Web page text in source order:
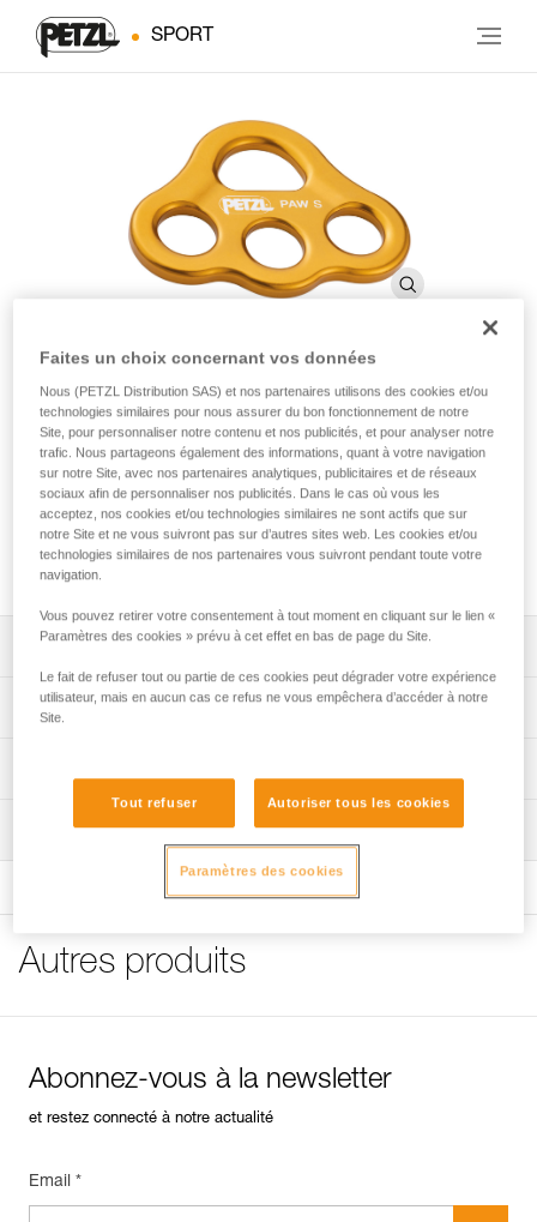
SPORT
PAW S
Multiplicateur d’amarrages
Pour organiser le relais et créer un système d’amarrages
multiples. Apprécié en big wall et pour l’installation de
tyroliennes.
Descriptif
Trois trous d’amarrage.
Spécifications techniques
Matière(s): aluminium
Spécifications référence(s)
Garantie : 3 ans
Télécharger le pdf technical-notice-PAW-2
Déclaration de conformité
Télécharger le pdf UE-Declaration-G063AAXX-PAW S
FAQ
Inspection
Procédure de vérification EPI
Télécharger le pdf verif-EPI-connexion-procedure-FR
Télécharger le pdf verif-EPI-connexion-suivi-FR
Autres produits
Abonnez-vous à la newsletter
et restez connecté à notre actualité
Email *
Faites un choix concernant vos données
Nous (PETZL Distribution SAS) et nos partenaires utilisons des cookies et/ou
technologies similaires pour nous assurer du bon fonctionnement de notre
Site, pour personnaliser notre contenu et nos publicités, et pour analyser notre
trafic. Nous partageons également des informations, quant à votre navigation
sur notre Site, avec nos partenaires analytiques, publicitaires et de réseaux
sociaux afin de personnaliser nos publicités. Dans le cas où vous les
acceptez, nos cookies et/ou technologies similaires ne sont actifs que sur
notre Site et ne vous suivront pas sur d’autres sites web. Les cookies et/ou
technologies similaires de nos partenaires vous suivront pendant toute votre
navigation.
Vous pouvez retirer votre consentement à tout moment en cliquant sur le lien «
Paramètres des cookies » prévu à cet effet en bas de page du Site.
Le fait de refuser tout ou partie de ces cookies peut dégrader votre expérience
utilisateur, mais en aucun cas ce refus ne vous empêchera d’accéder à notre
Site.
Tout refuser Autoriser tous les cookies
Paramètres des cookies